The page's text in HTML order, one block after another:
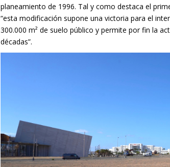
planeamiento de 1996. Tal y como destaca el
“esta modificación supone una victoria para el
300.000 m² de suelo público y permite por fin la
décadas”.